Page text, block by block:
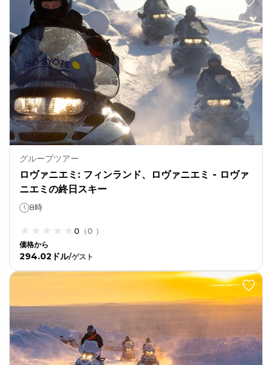
グループツアー
ロヴァニエミ: フィンランド、ロヴァニエミ - ロヴァ
ニエミの終日スキー
8時
0 （0 ）
価格から
294.02ドル/ゲスト